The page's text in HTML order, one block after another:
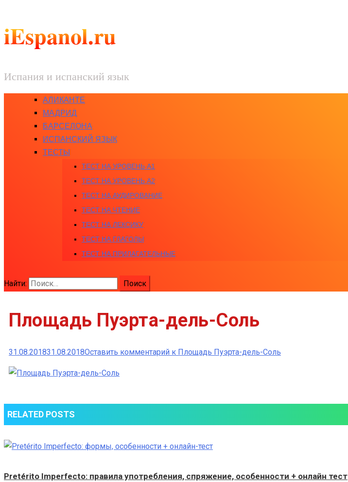
iEspanol.ru
Испания и испанский язык
АЛИКАНТЕ
МАДРИД
БАРСЕЛОНА
ИСПАНСКИЙ ЯЗЫК
ТЕСТЫ
ТЕСТ НА УРОВЕНЬ A1
ТЕСТ НА УРОВЕНЬ A2
ТЕСТ НА АУДИРОВАНИЕ
ТЕСТ НА ЧТЕНИЕ
ТЕСТ НА ЛЕКСИКУ
ТЕСТ НА ГЛАГОЛЫ
ТЕСТ НА ПРИЛАГАТЕЛЬНЫЕ
Найти:
Площадь Пуэрта-дель-Соль
31.08.201831.08.2018Оставить комментарий к Площадь Пуэрта-дель-Соль
RELATED POSTS
Pretérito Imperfecto: правила употребления, спряжение, особенности + онлайн тест